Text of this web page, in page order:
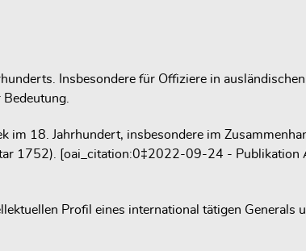
Insbesondere für Offiziere in
im 18. Jahrhundert, insbesondere im
1752). [oai_citation:0‡2022-09-24 - Publikation
Profil eines international tätigen Generals